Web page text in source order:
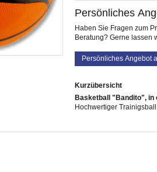
Persönliches
Haben Sie Fragen zum
Beratung? Gerne lassen
Persönliches Angebot
Kurzübersicht
Basketball "Bandito", in
Hochwertiger